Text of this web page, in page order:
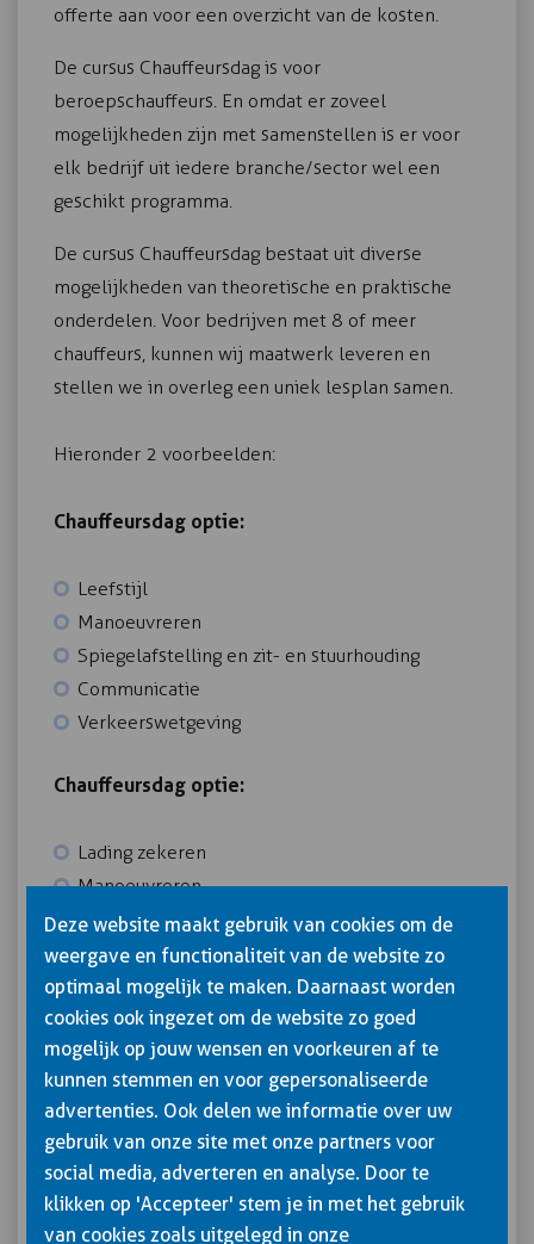
offerte aan voor een overzicht van de kosten.
De cursus Chauffeursdag is voor
beroepschauffeurs. En omdat er zoveel
mogelijkheden zijn met samenstellen is er voor
elk bedrijf uit iedere branche/sector wel een
geschikt programma.
De cursus Chauffeursdag bestaat uit diverse
mogelijkheden van theoretische en praktische
onderdelen. Voor bedrijven met 8 of meer
chauffeurs, kunnen wij maatwerk leveren en
stellen we in overleg een uniek lesplan samen.
Hieronder 2 voorbeelden:
Chauffeursdag optie:
Leefstijl
Manoeuvreren
Spiegelafstelling en zit- en stuurhouding
Communicatie
Verkeerswetgeving
Chauffeursdag optie:
Lading zekeren
Manoeuvreren
Spiegelafstelling en zit- en stuurhouding
Fysieke belasting
Omgaan met Digitale Tachograaf
Na het volgen van de Chauffeursdag is de
chauffeur weer up to date voor de onderdelen die
voor zijn/haar werk van toepassing zijn.
7 uur
Inclusief lunch en lesmateriaal
Deze website maakt gebruik van cookies om de
weergave en functionaliteit van de website zo
optimaal mogelijk te maken. Daarnaast worden
cookies ook ingezet om de website zo goed
mogelijk op jouw wensen en voorkeuren af te
kunnen stemmen en voor gepersonaliseerde
advertenties. Ook delen we informatie over uw
gebruik van onze site met onze partners voor
social media, adverteren en analyse. Door te
klikken op 'Accepteer' stem je in met het gebruik
van cookies zoals uitgelegd in onze